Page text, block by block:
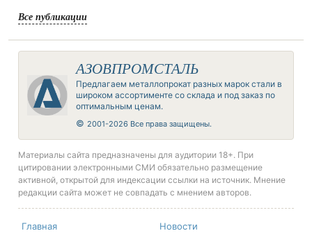
Все публикации
АЗОВПРОМСТАЛЬ
Предлагаем металлопрокат разных марок стали в
широком ассортименте со склада и под заказ по
оптимальным ценам.
© 2001-2026 Все права защищены.
Материалы сайта предназначены для аудитории 18+. При
цитировании электронными СМИ обязательно размещение
активной, открытой для индексации ссылки на источник. Мнение
редакции сайта может не совпадать с мнением авторов.
Главная Новости